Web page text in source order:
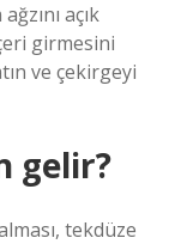
açık
girmesini
ve çekirgeyi
gelir?
tekdüze